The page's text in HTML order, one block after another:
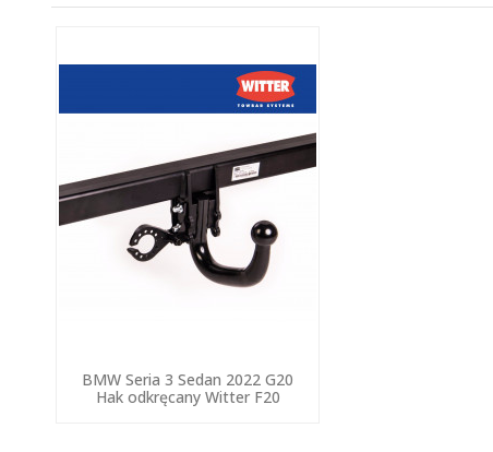
BMW Seria 3 Sedan 2022 G20
Hak odkręcany Witter F20